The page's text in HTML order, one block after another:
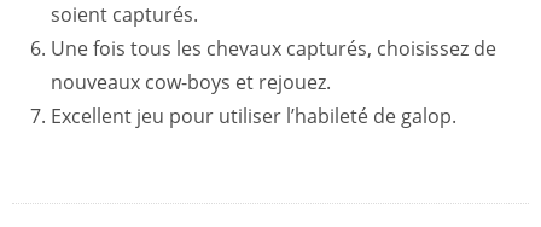
soient capturés.
Une fois tous les chevaux capturés, choisissez de
nouveaux cow-boys et rejouez.
Excellent jeu pour utiliser l’habileté de galop.